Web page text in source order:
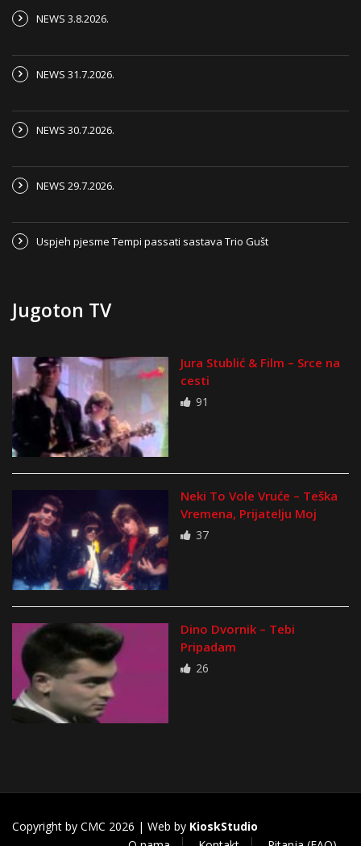
NEWS 3.8.2026.
NEWS 31.7.2026.
NEWS 30.7.2026.
NEWS 29.7.2026.
Uspjeh pjesme Tempi passati sastava Trio Gušt
Jugoton TV
Jura Stublić & Film – Srce na
cesti
91
Neki To Vole Vruće – Teška
Vremena, Prijatelju Moj
37
Dino Dvornik – Tebi
Pripadam
26
Copyright by CMC 2026 | Web by KioskStudio